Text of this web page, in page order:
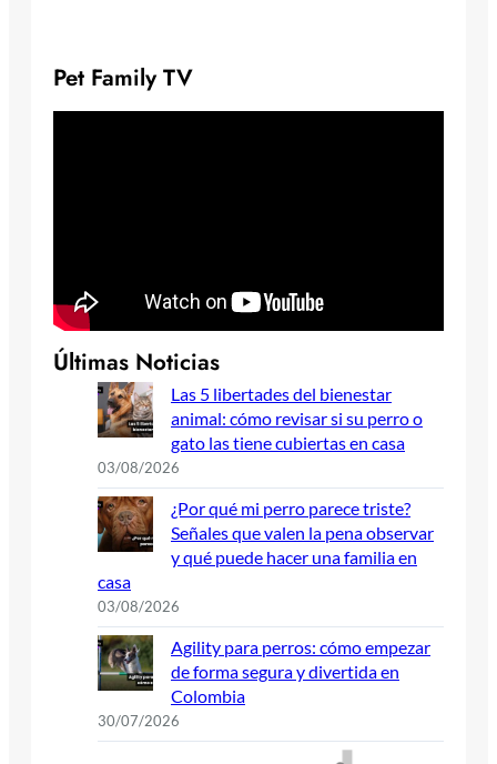
Pet Family TV
Últimas Noticias
Las 5 libertades del bienestar
animal: cómo revisar si su perro o
gato las tiene cubiertas en casa
03/08/2026
¿Por qué mi perro parece triste?
Señales que valen la pena observar
y qué puede hacer una familia en
casa
03/08/2026
Agility para perros: cómo empezar
de forma segura y divertida en
Colombia
30/07/2026